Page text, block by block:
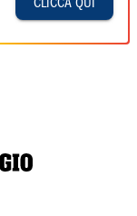
CLICCA QUI